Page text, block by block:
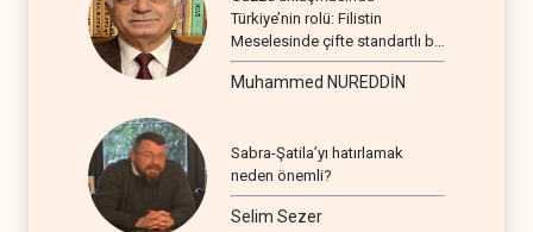
Türkiye’nin rolü: Filistin
Meselesinde çifte standartlı bir
seyir
Muhammed NUREDDİN
Sabra-Şatila’yı hatırlamak
neden önemli?
Selim Sezer